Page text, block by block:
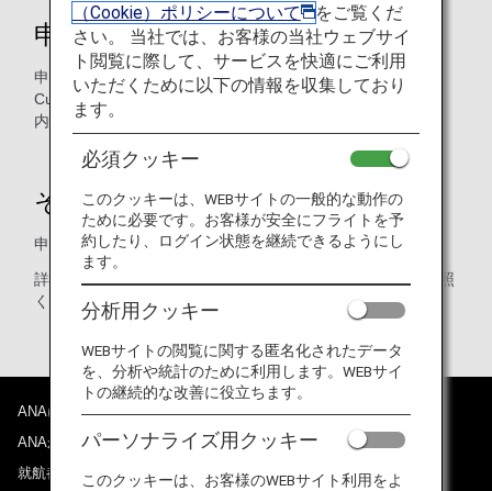
申告書
申告書はUK発着地空港または、HMRC(HM Revenue &
Customs)インターネットからダウンロードが可能です。 機
内搭載は致しません。
その他
申告なき場合、￡5000までの罰金を科せられます。
詳しくは
をご参照
ください。
ANAについて
ANAからのお知らせ
就航都市
（Cookie）ポリシーについて
をご覧くだ
さい。 当社では、お客様の当社ウェブサイ
ト閲覧に際して、サービスを快適にご利用
いただくために以下の情報を収集しており
ます。
必須クッキー
このクッキーは、WEBサイトの一般的な動作の
ために必要です。お客様が安全にフライトを予
約したり、ログイン状態を継続できるようにし
ます。
分析用クッキー
WEBサイトの閲覧に関する匿名化されたデータ
を、分析や統計のために利用します。WEBサイ
トの継続的な改善に役立ちます。
パーソナライズ用クッキー
このクッキーは、お客様のWEBサイト利用をよ